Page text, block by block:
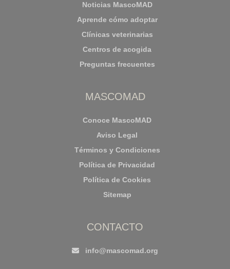
Noticias MascoMAD
Aprende cómo adoptar
Clínicas veterinarias
Centros de acogida
Preguntas frecuentes
MASCOMAD
Conoce MascoMAD
Aviso Legal
Términos y Condiciones
Política de Privacidad
Política de Cookies
Sitemap
CONTACTO
info@mascomad.org